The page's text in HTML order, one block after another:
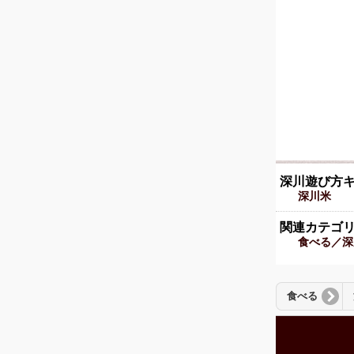
深川遊び方
深川米
関連カテゴ
食べる／
食べる